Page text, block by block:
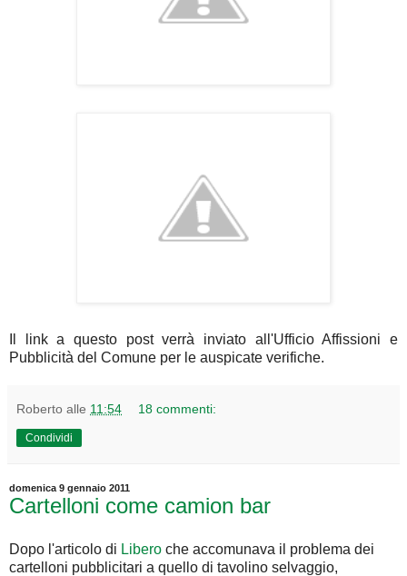
Il link a questo post verrà inviato all'Ufficio Affissioni e
Pubblicità del Comune per le auspicate verifiche.
Roberto alle 11:54 18 commenti:
Condividi
domenica 9 gennaio 2011
Cartelloni come camion bar
Dopo l'articolo di Libero che accomunava il problema dei
cartelloni pubblicitari a quello di tavolino selvaggio,